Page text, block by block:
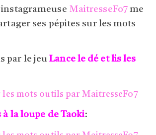
MaitresseFo7me
ses pépites sur les mots
par le jeuLance le dé et lis les
à la loupe de Taoki: